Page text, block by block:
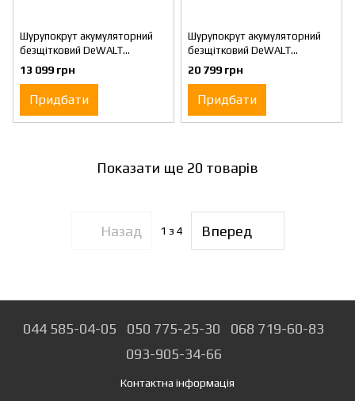
Шурупокрут акумуляторний
безщітковий DeWALT
DCF601D2
13 099 грн
Придбати
Шурупокрут акумуляторний
безщітковий DeWALT
DCF620D2K
20 799 грн
Придбати
Показати ще 20 товарів
Назад 1 з 4 Вперед
044 585-04-05 050 775-25-30
068 719-60-83
093-905-34-66
Контактна інформація